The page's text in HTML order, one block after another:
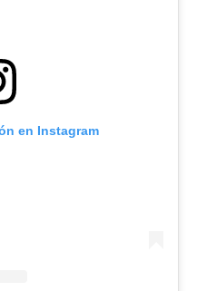
en Instagram